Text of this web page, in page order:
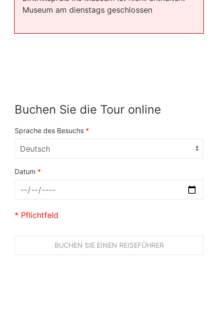
Museum am dienstags geschlossen
Buchen Sie die Tour online
Sprache des Besuchs *
Datum *
* Pflichtfeld